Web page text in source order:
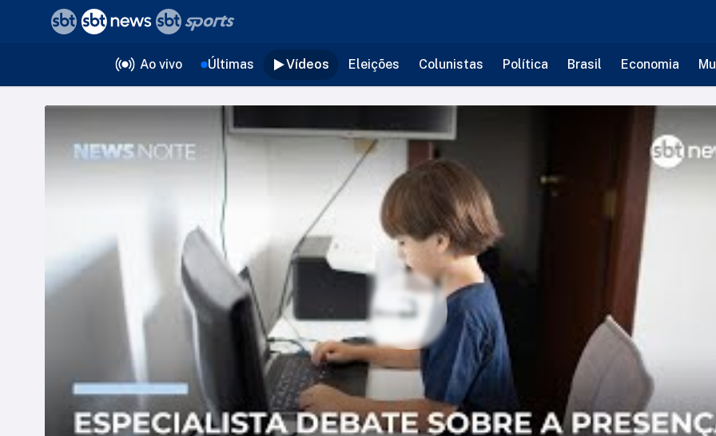
Ao vivo Últimas Vídeos Eleições Colunistas Política Brasil Economia
voltar
Editorias